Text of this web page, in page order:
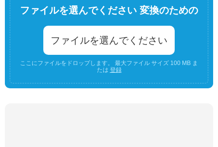
ファイルを選んでください 変換のための
ファイルを選んでください
ここにファイルをドロップします。 最大ファイル サイズ 100 MB ま
たは 登録